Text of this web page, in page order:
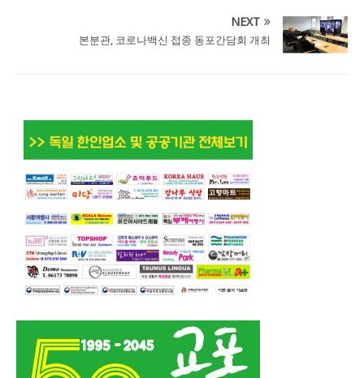
NEXT
본분관, 코로나백신 접종 동포간담회 개최